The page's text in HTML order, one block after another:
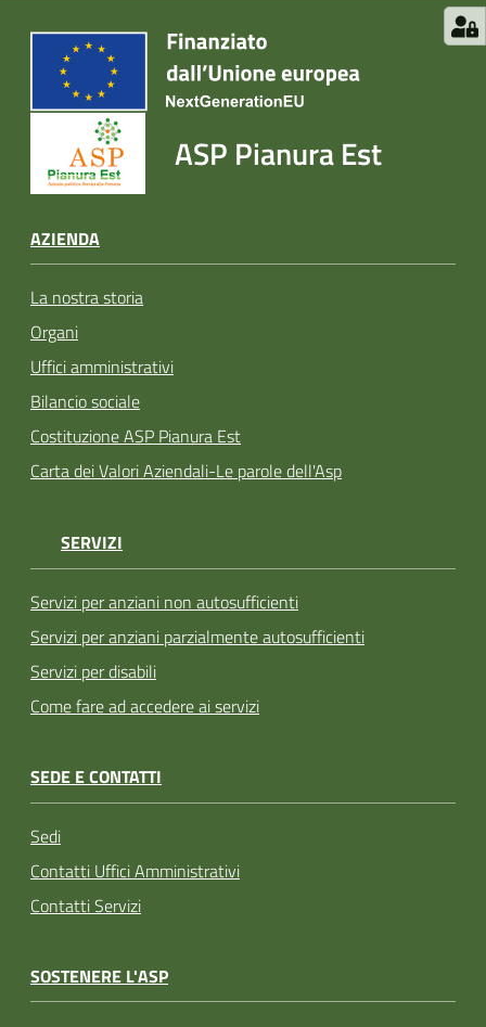
ASP Pianura Est
AZIENDA
La nostra storia
Organi
Uffici amministrativi
Bilancio sociale
Costituzione ASP Pianura Est
Carta dei Valori Aziendali-Le parole dell'Asp
SERVIZI
Servizi per anziani non autosufficienti
Servizi per anziani parzialmente autosufficienti
Servizi per disabili
Come fare ad accedere ai servizi
SEDE E CONTATTI
Sedi
Contatti Uffici Amministrativi
Contatti Servizi
SOSTENERE L'ASP